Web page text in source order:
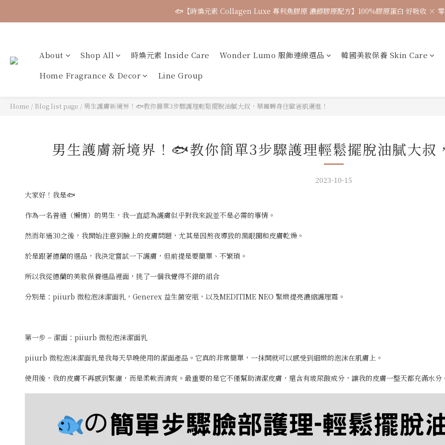
🌈七月涼感韓貨新品連線 已收單🌈 全力追加出貨中
7月飾品連線 ✨ 7/16-7/26
About Shop All 時煥元素 Inside Care Wonder Lumo 服飾連線選品
韓國美妝保養 Skin Care
Home Fragrance & Decor
Line Group
Home / Blog list page / 男生護膚新境界！🐟教你簡單3步驟護理輕鬆擺脫油膩大叔，華麗轉身往歐爸肌邁進！
男生護膚新境界！🐟教你簡單3步驟護理輕鬆擺脫油膩大叔
2023-10-15
大家好！我是🐟
作為一名普通（懶惰）的男生，我一直認為護膚似乎對我來說並不是必需的事情。
然而年過30之後，我開始注意到臉上的皮膚問題，尤其是因熬夜導致的黑眼圈和皮膚乾燥。
於是跟著德蘭的選品，我決定嘗試一下護膚，但前提是要簡單、不繁瑣。
所以我從德蘭的美妝保養選品裡面，挑了一個我覺得不錯的組合
分別是：piiurb 微粒泡沫潔面乳，Generex 益生菌安瓶，以及MEDITIME NEO 緊緻提亮濃縮護理霜。
第一步 – 潔面：piiurb 微粒泡沫潔面乳
piiurb 微粒泡沫潔面乳是我每天早晚使用的潔面產品。它真的非常簡單，一抹開就可以感受到細緻的泡沫在肌膚上。
使用後，我的皮膚不再感到緊繃，而是柔軟而清爽。最重要的是它不僅幫助清潔皮膚，還含有玻尿酸成分，讓我的皮膚一整天都充滿水分